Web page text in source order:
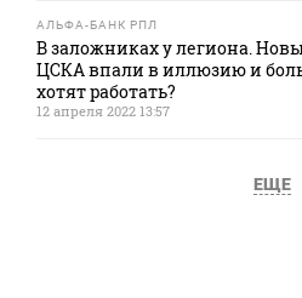
АЛЬФА-БАНК РПЛ
В заложниках у легиона.
ЦСКА впали в иллюзию и
хотят работать?
12 апреля 2022 13:57
ЕЩЕ